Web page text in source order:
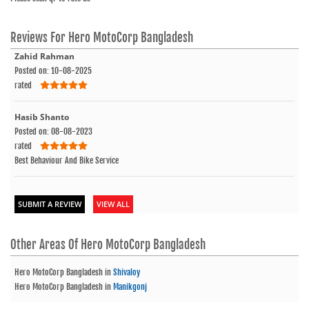
Reviews For Hero MotoCorp Bangladesh
Zahid Rahman
Posted on: 10-08-2025
rated
Hasib Shanto
Posted on: 08-08-2023
rated
Best Behaviour And Bike Service
SUBMIT A REVIEW VIEW ALL
Other Areas Of Hero MotoCorp Bangladesh
Hero MotoCorp BangladeshinShivaloy
Hero MotoCorp BangladeshinManikgonj